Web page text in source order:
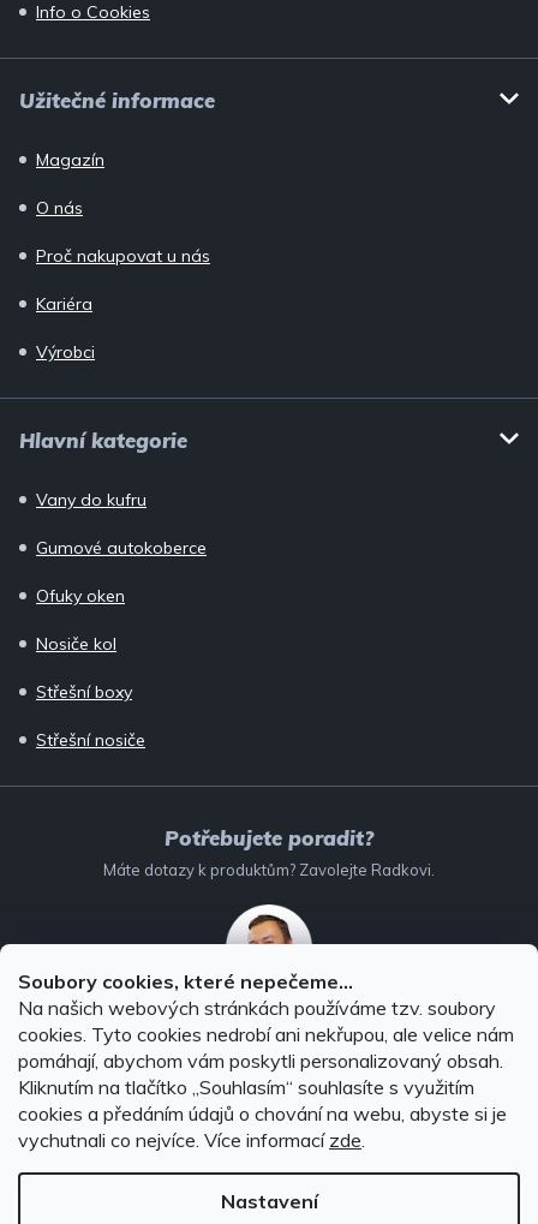
Soubory cookies, které nepečeme...
Na našich webových stránkách používáme tzv. soubory
cookies. Tyto cookies nedrobí ani nekřupou, ale velice nám
pomáhají, abychom vám poskytli personalizovaný obsah.
Kliknutím na tlačítko ,,Souhlasím“ souhlasíte s využitím
cookies a předáním údajů o chování na webu, abyste si je
vychutnali co nejvíce. Více informací zde.
Nastavení
Info o Cookies
Užitečné informace
Magazín
O nás
Proč nakupovat u nás
Kariéra
Výrobci
Hlavní kategorie
Vany do kufru
Gumové autokoberce
Ofuky oken
Nosiče kol
Střešní boxy
Střešní nosiče
Potřebujete poradit?
Máte dotazy k produktům? Zavolejte Radkovi.
732 147 896 (Po–Pá: 8–16:00)
info@autodoplnky-obchod.cz